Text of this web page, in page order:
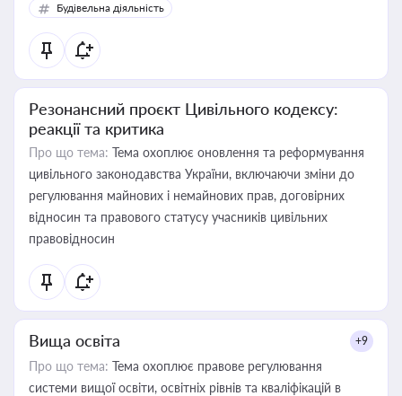
Будівельна діяльність
Резонансний проєкт Цивільного кодексу:
реакції та критика
Про що тема: Тема охоплює оновлення та реформування
цивільного законодавства України, включаючи зміни до
регулювання майнових і немайнових прав, договірних
відносин та правового статусу учасників цивільних
правовідносин
Вища освіта +9
Про що тема: Тема охоплює правове регулювання
системи вищої освіти, освітніх рівнів та кваліфікацій в